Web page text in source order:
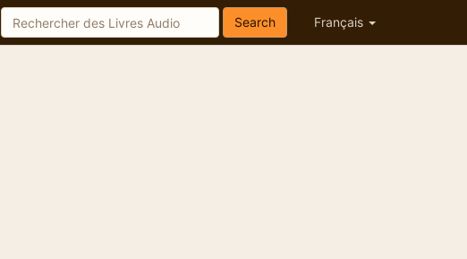
Français
Search